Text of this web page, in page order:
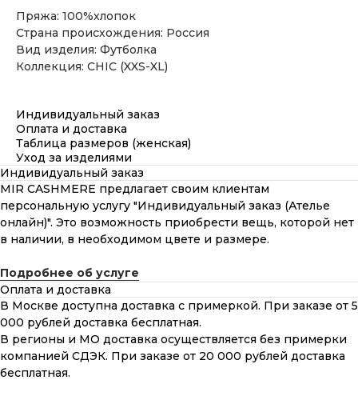
Пряжа: 100%хлопок
Страна происхождения: Россия
Вид изделия: Футболка
Коллекция: CHIC (XXS-XL)
Индивидуальный заказ
Оплата и доставка
Таблица размеров (женская)
Уход за изделиями
Индивидуальный заказ
MIR CASHMERE предлагает своим клиентам
персональную услугу "Индивидуальный заказ (Ателье
онлайн)". Это возможность приобрести вещь, которой нет
в наличии, в необходимом цвете и размере.
Подробнее об услуге
Оплата и доставка
В Москве доступна доставка с примеркой. При заказе от 5
000 рублей доставка бесплатная.
В регионы и МО доставка осуществляется без примерки
компанией СДЭК. При заказе от 20 000 рублей доставка
бесплатная.